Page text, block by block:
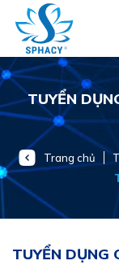
Chuyển
đến
dung
TUYỂN
Trang chủ
TUYỂN DỤNG